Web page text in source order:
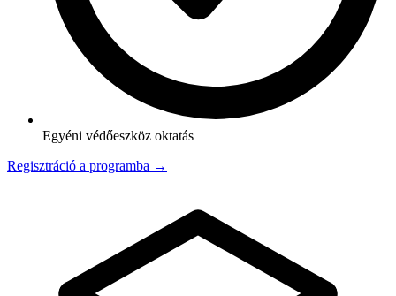
Egyéni védőeszköz oktatás
Regisztráció a programba →